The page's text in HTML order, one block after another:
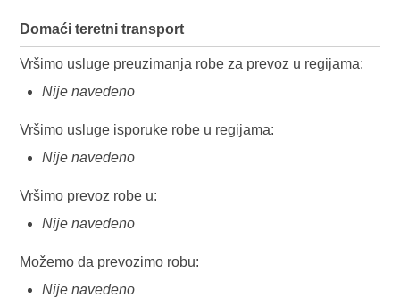
Domaći teretni transport
Vršimo usluge preuzimanja robe za prevoz u regijama:
Nije navedeno
Vršimo usluge isporuke robe u regijama:
Nije navedeno
Vršimo prevoz robe u:
Nije navedeno
Možemo da prevozimo robu:
Nije navedeno